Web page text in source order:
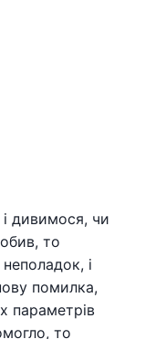
дивимося, чи
то
і
помилка,
параметрів
то